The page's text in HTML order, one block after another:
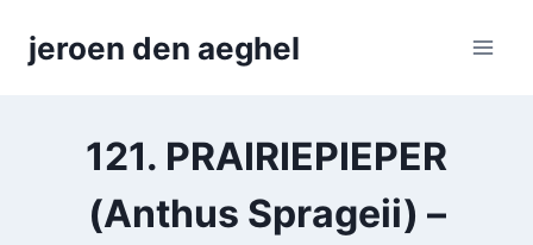
jeroen den aeghel
121. PRAIRIEPIEPER
(Anthus Sprageii) –